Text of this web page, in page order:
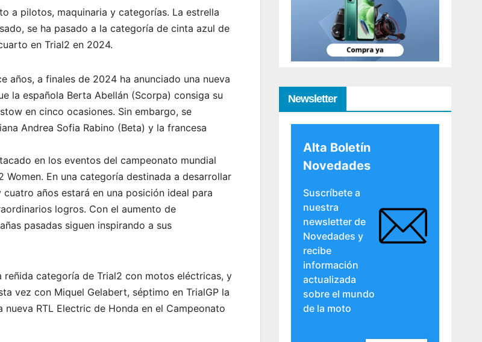
a pilotos, maquinaria y categorías. La estrella
se ha pasado a la categoría de cinta azul de
en Trial2 en 2024.
años, a finales de 2024 ha anunciado una nueva
la española Berta Abellán (Scorpa) consiga su
en cinco ocasiones. Sin embargo, se
Andrea Sofia Rabino (Beta) y la francesa
en los eventos del campeonato mundial
En una categoría destinada a desarrollar
años estará en una posición ideal para
logros. Con el aumento de
pasadas siguen inspirando a sus
categoría de Trial2 con motos eléctricas, y
vez con Miquel Gelabert, séptimo en TrialGP la
RTL Electric de Honda en el Campeonato
Newsletter
Alta Boletín
Novedades
Suscríbete a
nuestra
newsletter de
Novedades y
recibe
información
actualizada
sobre el mundo
de la moto